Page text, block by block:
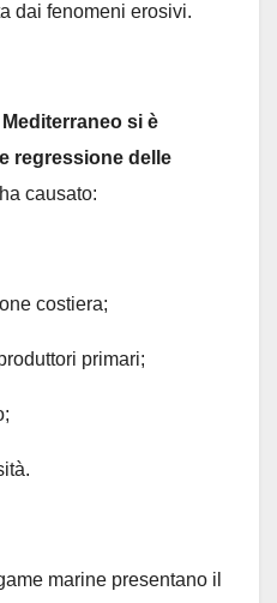
fenomeni erosivi.
si è
regressione delle
causato:
costiera;
primari;
marine presentano il